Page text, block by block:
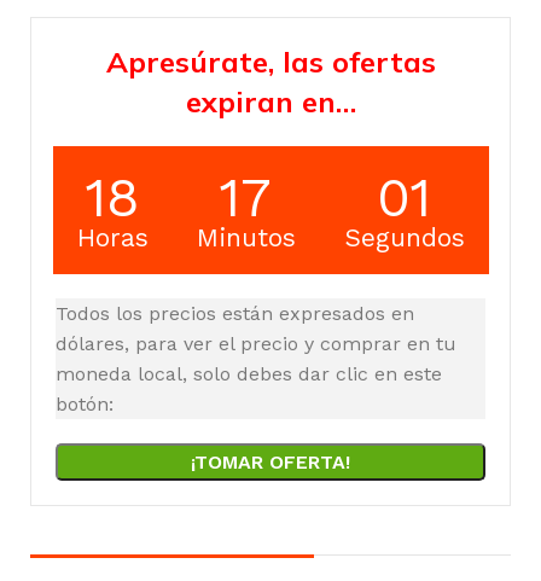
Apresúrate, las ofertas
expiran en…
18
Horas
17
Minutos
00
Segundos
Todos los precios están expresados en
dólares, para ver el precio y comprar en tu
moneda local, solo debes dar clic en este
botón:
¡TOMAR OFERTA!